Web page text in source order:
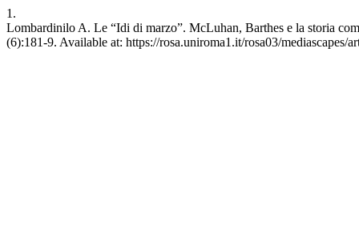
1.
Lombardinilo A. Le “Idi di marzo”. McLuhan, Barthes e la storia
(6):181-9. Available at: https://rosa.uniroma1.it/rosa03/mediascapes/